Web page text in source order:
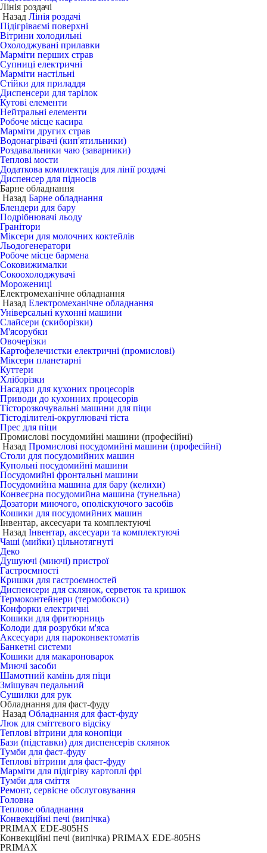
Лінія роздачі
Назад Лінія роздачі
Підігріваємі поверхні
Вітрини холодильні
Охолоджувані прилавки
Марміти перших страв
Супниці електричні
Марміти настільні
Стійки для приладдя
Диспенсери для тарілок
Кутові елементи
Нейтральні елементи
Робоче місце касира
Марміти других страв
Водонагрівачі (кип'ятильники)
Роздавальники чаю (заварники)
Теплові мости
Додаткова комплектація для лінії роздачі
Диспенсер для підносів
Барне обладнання
Назад Барне обладнання
Блендери для бару
Подрібнювачі льоду
Гранітори
Міксери для молочних коктейлів
Льодогенератори
Робоче місце бармена
Соковижималки
Сокоохолоджувачі
Морожениці
Електромеханічне обладнання
Назад Електромеханічне обладнання
Універсальні кухонні машини
Слайсери (скиборізки)
М'ясорубки
Овочерізки
Картофелечистки електричні (промислові)
Міксери планетарні
Куттери
Хліборізки
Насадки для кухоних процесорів
Приводи до кухонних процесорів
Тісторозкочувальні машини для піци
Тістоділителі-округлювачі тіста
Прес для піци
Промислові посудомийні машини (професійні)
Назад Промислові посудомийні машини (професійні)
Столи для посудомийних машин
Купольні посудомийні машини
Посудомийні фронтальні машини
Посудомийна машина для бару (келихи)
Конвеєрна посудомийна машина (тунельна)
Дозатори миючого, ополіскуючого засобів
Кошики для посудомийних машин
Інвентар, аксесуари та комплектуючі
Назад Інвентар, аксесуари та комплектуючі
Чаші (мийки) цільнотягнуті
Деко
Душуючі (миючі) пристрої
Гастроємності
Кришки для гастроємностей
Диспенсери для склянок, серветок та кришок
Термоконтейнери (термобокси)
Конфорки електричні
Кошики для фритюрниць
Колоди для розрубки м'яса
Аксесуари для пароконвектоматів
Банкетні системи
Кошики для макароноварок
Миючі засоби
Шамотний камінь для піци
Змішувач педальний
Сушилки для рук
Обладнання для фаст-фуду
Назад Обладнання для фаст-фуду
Люк для сміттєвого відсіку
Теплові вітрини для конопіци
Бази (підставки) для диспенсерів склянок
Тумби для фаст-фуду
Теплові вітрини для фаст-фуду
Марміти для підігріву картоплі фрі
Тумби для сміття
Ремонт, сервісне обслуговування
Головна
Теплове обладнання
Конвекційні печі (випічка)
PRIMAX EDE-805HS
Конвекційні печі (випічка) PRIMAX EDE-805HS
PRIMAX